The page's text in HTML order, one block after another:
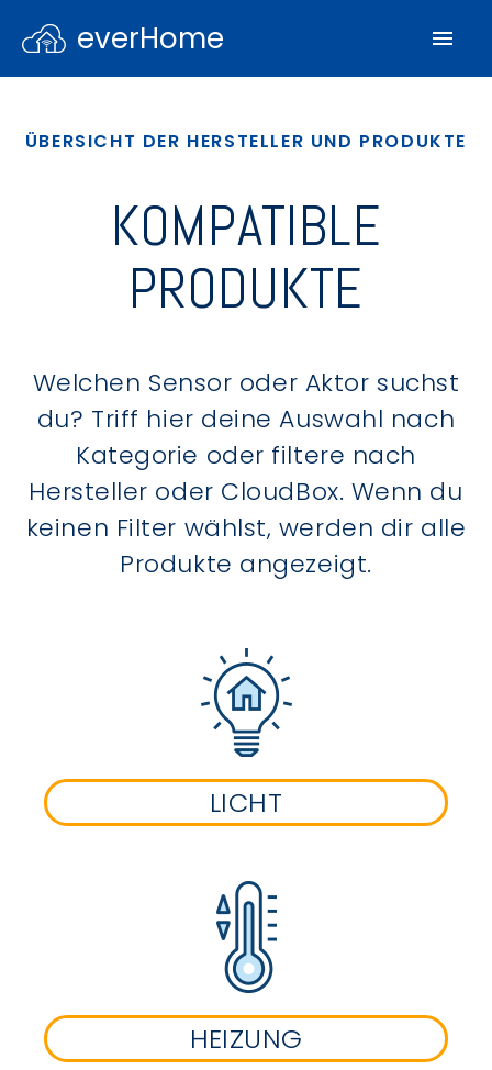
everHome
ÜBERSICHT DER HERSTELLER UND PRODUKTE
KOMPATIBLE
PRODUKTE
Welchen Sensor oder Aktor suchst
du? Triff hier deine Auswahl nach
Kategorie oder filtere nach
Hersteller oder CloudBox. Wenn du
keinen Filter wählst, werden dir alle
Produkte angezeigt.
LICHT
HEIZUNG